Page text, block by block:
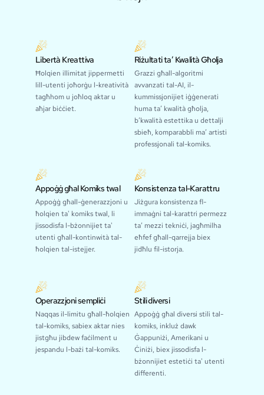
Libertà Kreattiva
Ħolqien illimitat jippermetti
lill-utenti joħorġu l-kreatività
tagħhom u joħloq aktar u
aħjar biċċiet.
Riżultati ta’ Kwalità Għolja
Grazzi għall-algoritmi
avvanzati tal-AI, il-
kummissjonijiet iġġenerati
huma ta’ kwalità għolja,
b’kwalità estettika u dettalji
sbieħ, komparabbli ma’ artisti
professjonali tal-komiks.
Appoġġ għal Komiks twal
Appoġġ għall-ġenerazzjoni u
ħolqien ta' komiks twal, li
jissodisfa l-bżonnijiet ta'
utenti għall-kontinwità tal-
ħolqien tal-istejjer.
Konsistenza tal-Karattru
Jiżgura konsistenza fl-
immaġni tal-karattri permezz
ta’ mezzi tekniċi, jagħmilha
eħfef għall-qarrejja biex
jidħlu fil-istorja.
Operazzjoni sempliċi
Naqqas il-limitu għall-ħolqien
tal-komiks, sabiex aktar nies
jistgħu jibdew faċilment u
jespandu l-bażi tal-komiks.
Stili diversi
Appoġġ għal diversi stili tal-
komiks, inkluż dawk
Ġappuniżi, Amerikani u
Ċiniżi, biex jissodisfa l-
bżonnijiet estetiċi ta' utenti
differenti.